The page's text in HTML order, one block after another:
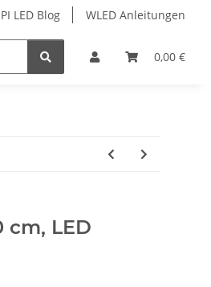
LED Blog WLED Anleitungen
0,00 €
Zubehör
cm, LED